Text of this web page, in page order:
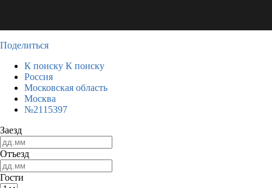
Поделиться
К поиску К поиску
Россия
Московская область
Москва
№2115397
Заезд
Отъезд
Гости